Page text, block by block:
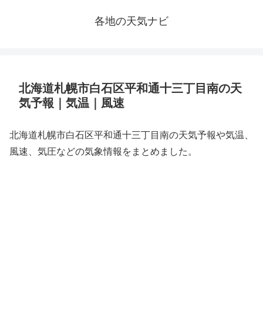
各地の天気ナビ
北海道札幌市白石区平和通十三丁目南の天
気予報｜気温｜風速
北海道札幌市白石区平和通十三丁目南の天気予報や気温、
風速、気圧などの気象情報をまとめました。